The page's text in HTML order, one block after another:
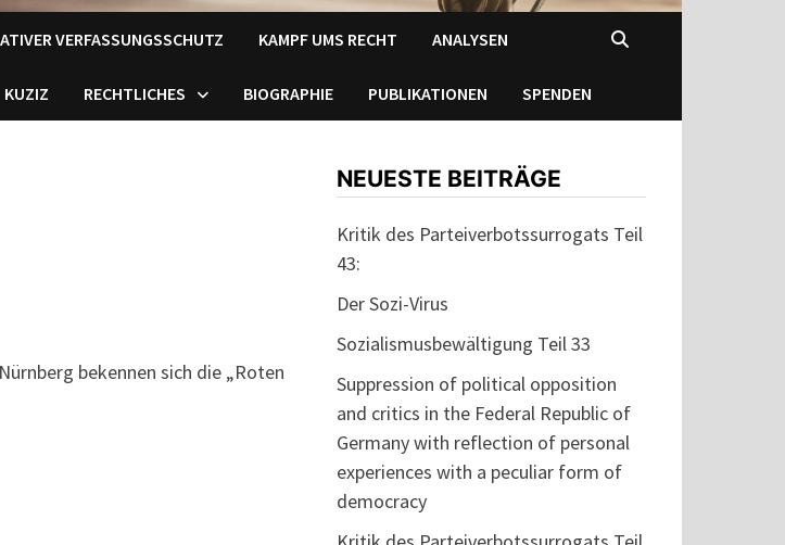
VERFASSUNGSSCHUTZ KAMPF UMS RECHT ANALYSEN
KUZIZ RECHTLICHES BIOGRAPHIE PUBLIKATIONEN SPENDEN
bekennen sich die „Roten
NEUESTE BEITRÄGE
Kritik des Parteiverbotssurrogats Teil
43:
Der Sozi-Virus
Sozialismusbewältigung Teil 33
Suppression of political opposition
and critics in the Federal Republic of
Germany with reflection of personal
experiences with a peculiar form of
democracy